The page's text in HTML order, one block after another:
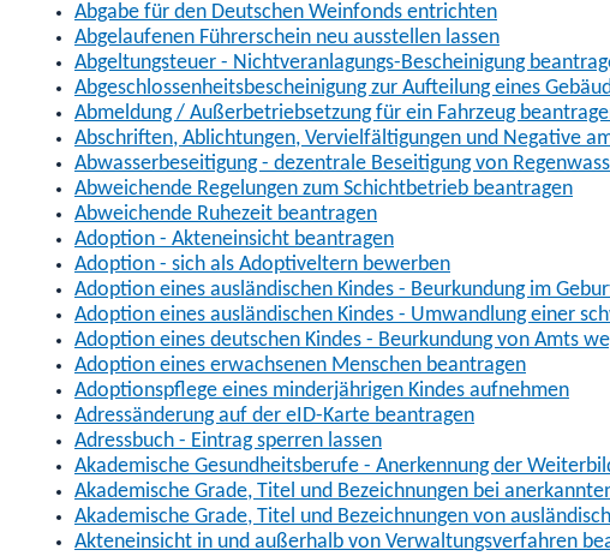
Abgabe für den Deutschen Weinfonds entrichten
Abgelaufenen Führerschein neu ausstellen lassen
Abgeltungsteuer - Nichtveranlagungs-Bescheinigung
Abgeschlossenheitsbescheinigung zur Aufteilung eines
Abmeldung / Außerbetriebsetzung für ein Fahrzeug
Abschriften, Ablichtungen, Vervielfältigungen und Negative
Abwasserbeseitigung - dezentrale Beseitigung von
Abweichende Regelungen zum Schichtbetrieb beantragen
Abweichende Ruhezeit beantragen
Adoption - Akteneinsicht beantragen
Adoption - sich als Adoptiveltern bewerben
Adoption eines ausländischen Kindes - Beurkundung im
Adoption eines ausländischen Kindes - Umwandlung einer
Adoption eines deutschen Kindes - Beurkundung von Amts
Adoption eines erwachsenen Menschen beantragen
Adoptionspflege eines minderjährigen Kindes aufnehmen
Adressänderung auf der eID-Karte beantragen
Adressbuch - Eintrag sperren lassen
Akademische Gesundheitsberufe - Anerkennung der
Akademische Grade, Titel und Bezeichnungen bei
Akademische Grade, Titel und Bezeichnungen von
Akteneinsicht in und außerhalb von Verwaltungsverfahren